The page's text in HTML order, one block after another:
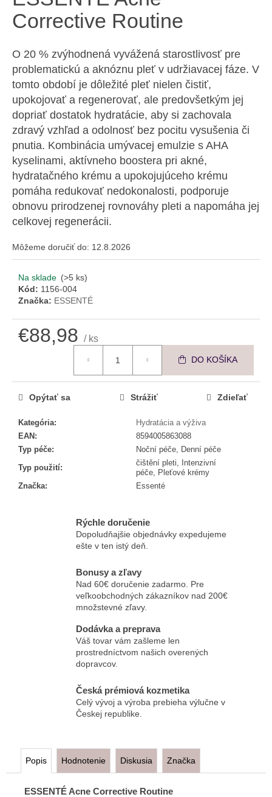
Corrective Routine
O 20 % zvýhodnená vyvážená starostlivosť pre
problematickú a aknóznu pleť v udržiavacej fáze. V
tomto období je dôležité pleť nielen čistiť,
upokojovať a regenerovať, ale predovšetkým jej
dopriať dostatok hydratácie, aby si zachovala
zdravý vzhľad a odolnosť bez pocitu vysušenia či
pnutia. Kombinácia umývacej emulzie s AHA
kyselinami, aktívneho boostera pri akné,
hydratačného krému a upokojujúceho krému
pomáha redukovať nedokonalosti, podporuje
obnovu prirodzenej rovnováhy pleti a napomáha jej
celkovej regenerácii.
Môžeme doručiť do: 12.8.2026
Na sklade (>5 ks)
Kód: 1156-004
Značka: ESSENTÉ
€88,98 / ks
DO KOŠÍKA
Kategória:
Hydratácia a výživa
EAN:
8594005863088
Typ péče:
Noční péče, Denní péče
Typ použití:
čištění pleti, Intenzivní
péče, Pleťové krémy
Značka: Essenté
Opýtať sa Strážiť Zdieľať
Rýchle doručenie
Dopoludňajšie objednávky expedujeme
ešte v ten istý deň.
Bonusy a zľavy
Nad 60€ doručenie zadarmo. Pre
veľkoobchodných zákazníkov nad 200€
množstevné zľavy.
Dodávka a preprava
Váš tovar vám zašleme len
prostredníctvom našich overených
dopravcov.
Česká prémiová kozmetika
Celý vývoj a výroba prebieha výlučne v
Českej republike.
Popis Hodnotenie Diskusia Značka
ESSENTÉ Acne Corrective Routine
á
j
s
ť
?
HĽADAŤ
O
d
p
r
ú
m
TONIKUM
€15,92